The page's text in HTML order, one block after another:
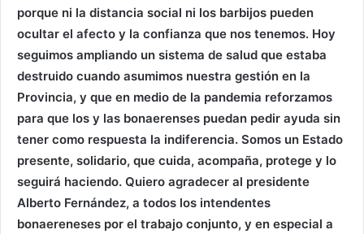
porque ni la distancia social ni los barbijos pueden
ocultar el afecto y la confianza que nos tenemos. Hoy
seguimos ampliando un sistema de salud que estaba
destruido cuando asumimos nuestra gestión en la
Provincia, y que en medio de la pandemia reforzamos
para que los y las bonaerenses puedan pedir ayuda sin
tener como respuesta la indiferencia. Somos un Estado
presente, solidario, que cuida, acompaña, protege y lo
seguirá haciendo. Quiero agradecer al presidente
Alberto Fernández, a todos los intendentes
bonaereneses por el trabajo conjunto, y en especial a